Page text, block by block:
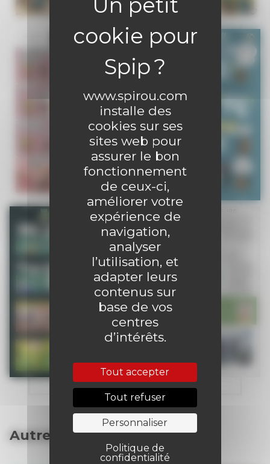
www.spirou.com
installe des
cookies sur ses
sites web pour
assurer le bon
fonctionnement
de ceux-ci,
améliorer votre
expérience de
navigation,
analyser
l’utilisation, et
adapter leurs
contenus sur
base de vos
centres
d’intérêts.
Tout accepter
Tout refuser
Personnaliser
Politique de
confidentialité
Autres articles